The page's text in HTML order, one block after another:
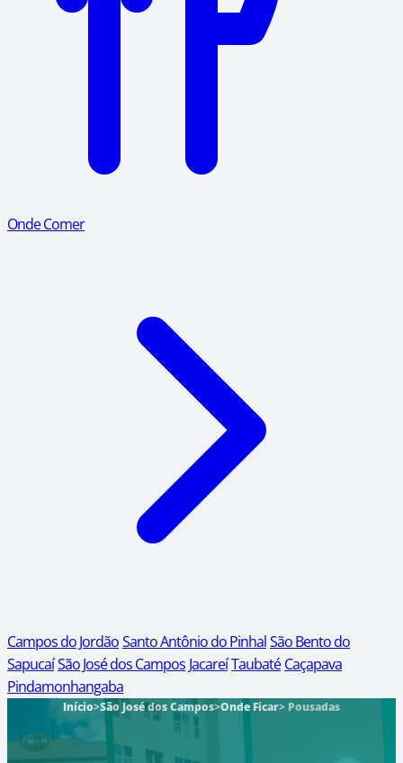
Onde Comer
Campos do JordãoSanto Antônio do PinhalSão Bento do
SapucaíSão José dos Campos JacareíTaubaté Caçapava
Pindamonhangaba
Início>São José dos Campos>Onde Ficar> Pousadas